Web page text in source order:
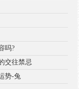
吗?
交往禁忌
势-兔